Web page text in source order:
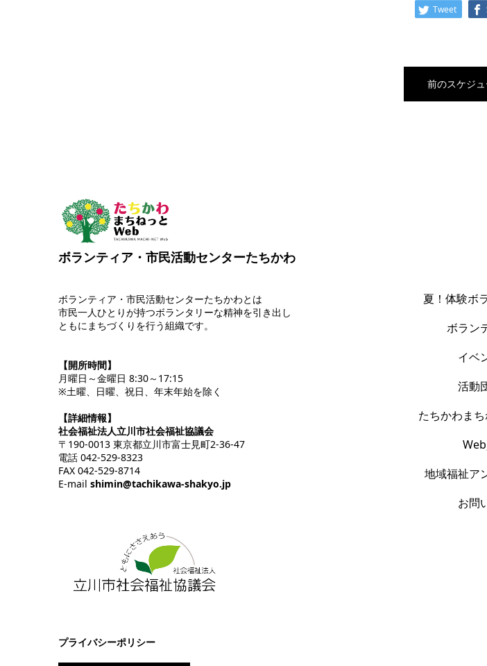
Tweet
前のスケジ
ボランティア・市民活動センターたちかわ
ボランティア・市民活動センターたちかわとは
市民一人ひとりが持つボランタリーな精神を引き出し
ともにまちづくりを行う組織です。
【開所時間】
月曜日～金曜日 8:30～17:15
※土曜、日曜、祝日、年末年始を除く
【詳細情報】
社会福祉法人立川市社会福祉協議会
〒190-0013 東京都立川市富士見町2-36-47
電話 042-529-8323
FAX 042-529-8714
E-mail shimin@tachikawa-shakyo.jp
プライバシーポリシー
夏！体験ボ
ボラン
イベ
活動
たちかわま
地域福祉ア
お問